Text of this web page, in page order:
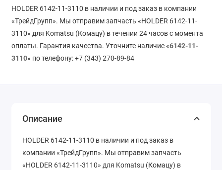
HOLDER 6142-11-3110 в наличии и под заказ в компании
«ТрейдГрупп». Мы отправим запчасть «HOLDER 6142-11-
3110» для Komatsu (Комацу) в течении 24 часов с момента
оплаты. Гарантия качества. Уточните наличие «6142-11-
3110» по телефону: +7 (343) 270-89-84
Описание
HOLDER 6142-11-3110 в наличии и под заказ в
компании «ТрейдГрупп». Мы отправим запчасть
«HOLDER 6142-11-3110» для Komatsu (Комацу) в